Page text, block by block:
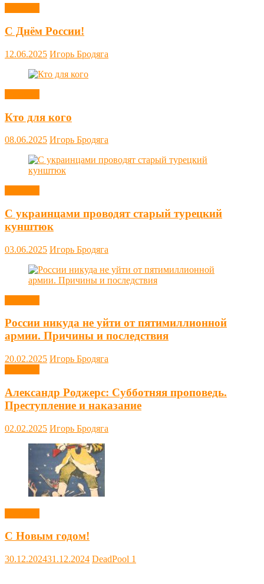
С Днём России!
12.06.2025 Игорь Бродяга
Кто для кого
08.06.2025 Игорь Бродяга
С украинцами проводят старый турецкий
кунштюк
03.06.2025 Игорь Бродяга
России никуда не уйти от пятимиллионной
армии. Причины и последствия
20.02.2025 Игорь Бродяга
Александр Роджерс: Субботняя проповедь.
Преступление и наказание
02.02.2025 Игорь Бродяга
С Новым годом!
30.12.202431.12.2024 DeadPool 1